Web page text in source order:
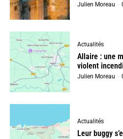
Julien Moreau -
Actualités
Allaire : une
violent
Julien Moreau -
Actualités
Leur buggy